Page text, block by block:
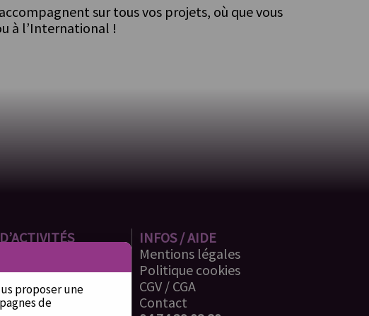
sur tous vos projets, où que vous
à l’International !
INFOS / AIDE
Mentions légales
Politique cookies
CGV / CGA
Contact
proposer une
de